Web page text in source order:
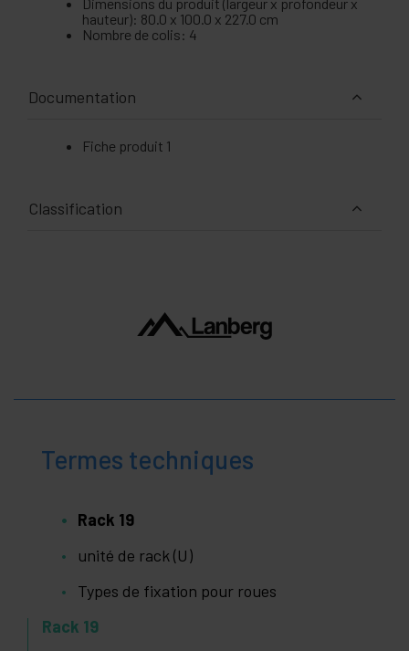
Dimensions du produit (largeur x profondeur x
hauteur): 80.0 x 100.0 x 227.0 cm
Nombre de colis: 4
Documentation
Fiche produit 1
Classification
Termes techniques
Rack 19
unité de rack (U)
Types de fixation pour roues
Rack 19